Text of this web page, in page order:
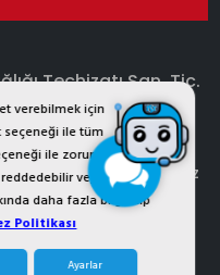
verebilmek için
seçeneği ile tüm
ile zorunlu
veya Çerez
daha fazla bilgi alıp
Politikası
Ayarlar
Teçhizatı San. Tic.
bütün görsel, yazı,
tescilli olup, izinsiz
yasaktır. Her Hakkı